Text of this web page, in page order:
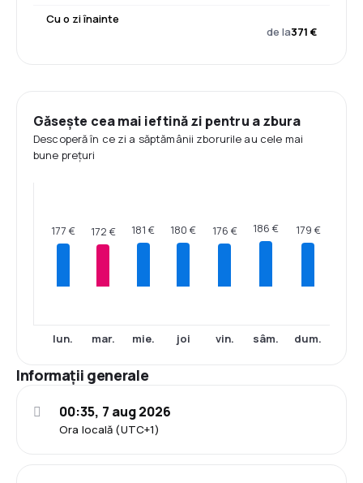
Cu o zi înainte
de la371 €
Găsește cea mai ieftină zi pentru a zbura
Descoperă în ce zi a săptămânii zborurile au cele mai
bune prețuri
177 €
lun.
172 €
mar.
181 €
mie.
180 €
joi
176 €
vin.
186 €
sâm.
179 €
dum.
Informații generale
Ora locală (UTC+1)
00:35, 7 aug 2026